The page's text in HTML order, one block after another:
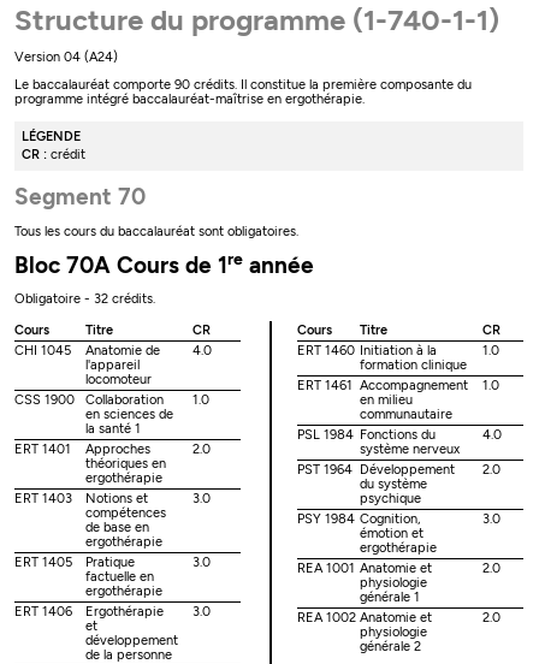
Structure du programme (1-740-1-1)
Version 04 (A24)
Le baccalauréat comporte 90 crédits. Il constitue la première composante du
programme intégré baccalauréat-maîtrise en ergothérapie.
LÉGENDE
CR : crédit
Segment 70
Tous les cours du baccalauréat sont obligatoires.
Bloc 70A Cours de 1re année
Obligatoire - 32 crédits.
Cours
Titre
CR
CHI 1045
Anatomie de
l'appareil
locomoteur
4.0
CSS 1900
Collaboration
en sciences de
la santé 1
1.0
ERT 1401
Approches
théoriques en
ergothérapie
2.0
ERT 1403
Notions et
compétences
de base en
ergothérapie
3.0
ERT 1405
Pratique
factuelle en
ergothérapie
3.0
ERT 1406
Ergothérapie
et
développement
de la personne
3.0
Cours Titre
CR
ERT 1460 Initiation à la
formation clinique
1.0
ERT 1461 Accompagnement
en milieu
communautaire
1.0
PSL 1984 Fonctions du
système nerveux
4.0
PST 1964 Développement
du système
psychique
2.0
PSY 1984 Cognition,
émotion et
ergothérapie
3.0
REA 1001 Anatomie et
physiologie
générale 1
2.0
REA 1002 Anatomie et
physiologie
générale 2
2.0